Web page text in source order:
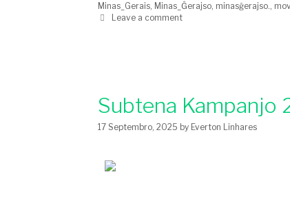
Minas_Gerais Minas_Ĝerajso minasĝerajso.
Leave a comment
Subtena Kampanjo
17 Septembro, 2025 by Everton Linhares